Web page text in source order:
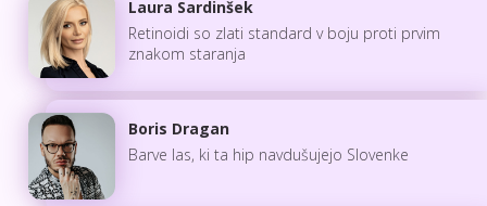
Laura Sardinšek
Retinoidi so zlati standard v boju proti prvim
znakom staranja
Boris Dragan
Barve las, ki ta hip navdušujejo Slovenke